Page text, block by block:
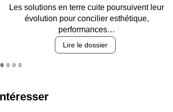
Entre circulation, sécurisation des accès, durabilité
des revêtements et intégration…
Lire le dossier